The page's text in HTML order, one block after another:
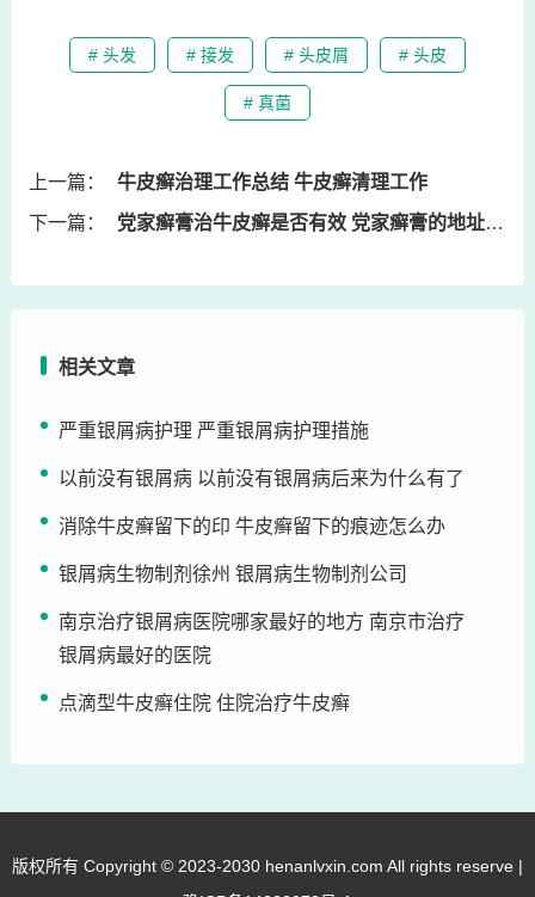
# 头发 # 接发 # 头皮屑 # 头皮
# 真菌
上一篇：
牛皮癣治理工作总结 牛皮癣清理工作
下一篇：
党家癣膏治牛皮癣是否有效 党家癣膏的地址在哪里?
相关文章
严重银屑病护理 严重银屑病护理措施
以前没有银屑病 以前没有银屑病后来为什么有了
消除牛皮癣留下的印 牛皮癣留下的痕迹怎么办
银屑病生物制剂徐州 银屑病生物制剂公司
南京治疗银屑病医院哪家最好的地方 南京市治疗
银屑病最好的医院
点滴型牛皮癣住院 住院治疗牛皮癣
版权所有 Copyright © 2023-2030 henanlvxin.com All rights reserve |